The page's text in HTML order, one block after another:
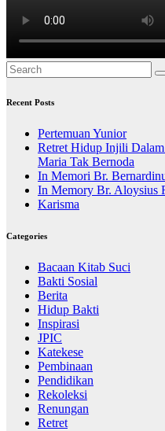
Recent Posts
Pertemuan Yunior
Retret Hidup Injili
Maria Tak Bernoda
In Memori Br.
In Memory Br. Aloysius
Karisma
Categories
Bacaan Kitab Suci
Bakti Sosial
Berita
Hidup Bakti
Inspirasi
JPIC
Katekese
Pembinaan
Pendidikan
Rekoleksi
Renungan
Retret